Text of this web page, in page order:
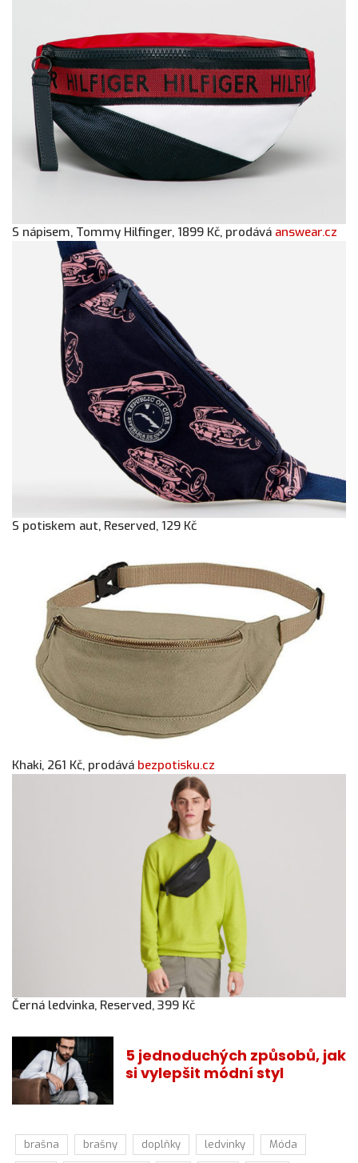
S nápisem, Tommy Hilfinger, 1899 Kč, prodává answear.cz
S potiskem aut, Reserved, 129 Kč
Khaki, 261 Kč, prodává bezpotisku.cz
Černá ledvinka, Reserved, 399 Kč
5 jednoduchých způsobů, jak
si vylepšit módní styl
brašna brašny doplňky ledvinky
Móda